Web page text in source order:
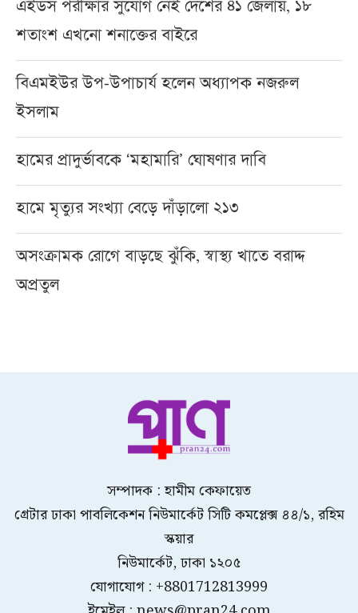
এইডস পরীক্ষার সুযোগ নেই দেশের ৪১ জেলায়, ১৮
শতাংশ এখনো শনাক্তের বাইরে
বিএমইউর উপ-উপাচার্য হলেন অধ্যাপক নজরুল
ইসলাম
হামের প্রাদুর্ভাবকে ‘মহামারি’ ঘোষণার দাবি
হামে মৃত্যুর সংখ্যা বেড়ে দাঁড়ালো ২১৩
অসংক্রামক রোগে বাড়ছে ঝুঁকি, স্বাস্থ্য খাতে বরাদ্দ
অপ্রতুল
সম্পাদক : হামীম কেফায়েত
গ্রেটার ঢাকা পাবলিকেশন নিউমার্কেট সিটি কমপ্লেক্স ৪৪/১, রহিম
স্কয়ার
নিউমার্কেট, ঢাকা ১২০৫
যোগাযোগ : +8801712813999